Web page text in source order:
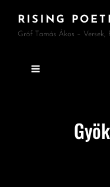
RISING
Gróf Tamás Ákos –